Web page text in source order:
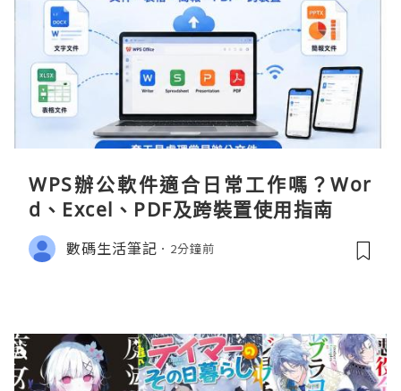
WPS辦公軟件適合日常工作嗎？Wor
d、Excel、PDF及跨裝置使用指南
數碼生活筆記 2分鐘前